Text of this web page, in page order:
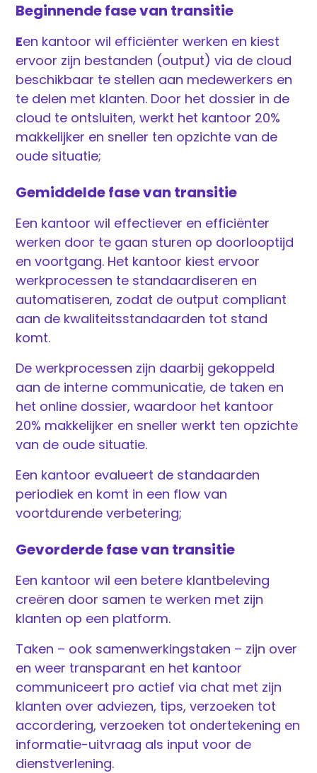
Beginnende fase van transitie
Een kantoor wil efficiënter werken en kiest
ervoor zijn bestanden (output) via de cloud
beschikbaar te stellen aan medewerkers en
te delen met klanten. Door het dossier in de
cloud te ontsluiten, werkt het kantoor 20%
makkelijker en sneller ten opzichte van de
oude situatie;
Gemiddelde fase van transitie
Een kantoor wil effectiever en efficiënter
werken door te gaan sturen op doorlooptijd
en voortgang. Het kantoor kiest ervoor
werkprocessen te standaardiseren en
automatiseren, zodat de output compliant
aan de kwaliteitsstandaarden tot stand
komt.
De werkprocessen zijn daarbij gekoppeld
aan de interne communicatie, de taken en
het online dossier, waardoor het kantoor
20% makkelijker en sneller werkt ten opzichte
van de oude situatie.
Een kantoor evalueert de standaarden
periodiek en komt in een flow van
voortdurende verbetering;
Gevorderde fase van transitie
Een kantoor wil een betere klantbeleving
creëren door samen te werken met zijn
klanten op een platform.
Taken – ook samenwerkingstaken – zijn over
en weer transparant en het kantoor
communiceert pro actief via chat met zijn
klanten over adviezen, tips, verzoeken tot
accordering, verzoeken tot ondertekening en
informatie-uitvraag als input voor de
dienstverlening.